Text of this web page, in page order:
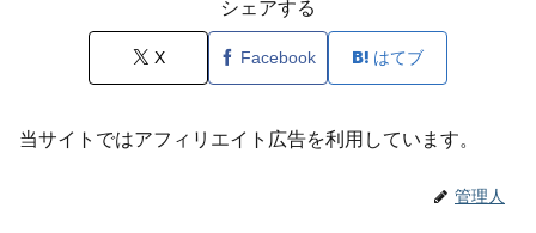
シェアする
X Facebook はてブ
当サイトではアフィリエイト広告を利用しています。
管理人